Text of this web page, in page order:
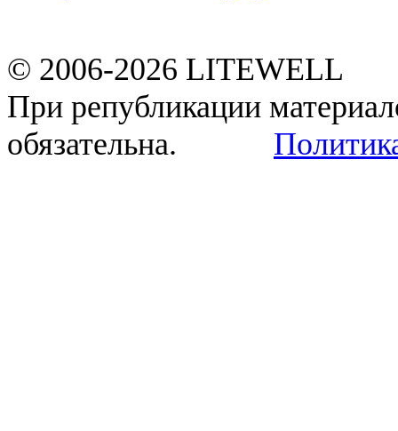
© 2006-2026 LITEWELL
При републикации
обязательна.